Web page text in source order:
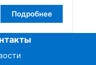
Подробнее